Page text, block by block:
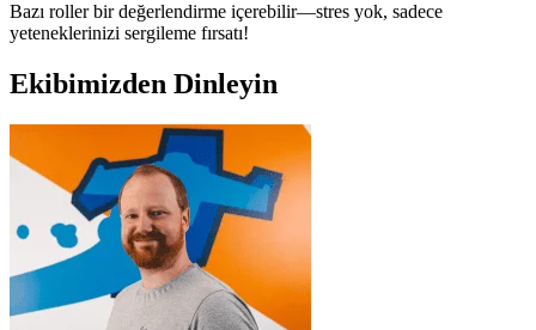
Bazı roller bir değerlendirme içerebilir—stres yok, sadece
yeteneklerinizi sergileme fırsatı!
Ekibimizden Dinleyin